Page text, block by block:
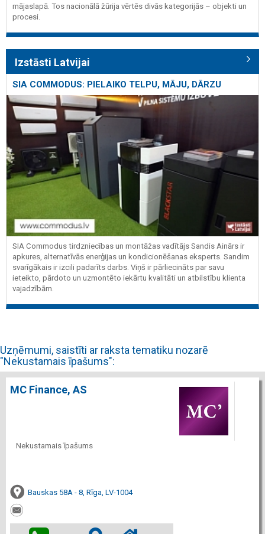
mājaslapā. Tos nacionālā žūrija vērtēs divās kategorijās – objekti un
procesi.
Izstāsti Latvijai
SIA COMMODUS: PIELAIKO TELPU, MĀJU, DĀRZU
SIA Commodus tirdzniecības un montāžas vadītājs Sandis Ainārs ir
apkures, alternatīvās enerģijas un kondicionēšanas eksperts. Sandim
svarīgākais ir izcili padarīts darbs. Viņš ir pārliecināts par savu
ieteikto, pārdoto un uzmontēto iekārtu kvalitāti un atbilstību klienta
vajadzībām.
Uzņēmumi, saistīti ar raksta tematiku nozarē
"Nekustamais īpašums":
MC Finance, AS
Nekustamais īpašums
Bauskas 58A - 8, Rīga, LV-1004